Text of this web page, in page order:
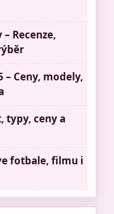
Recenze,
– Ceny, modely,
typy, ceny a
fotbale, filmu i